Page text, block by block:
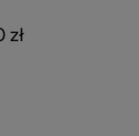
zł